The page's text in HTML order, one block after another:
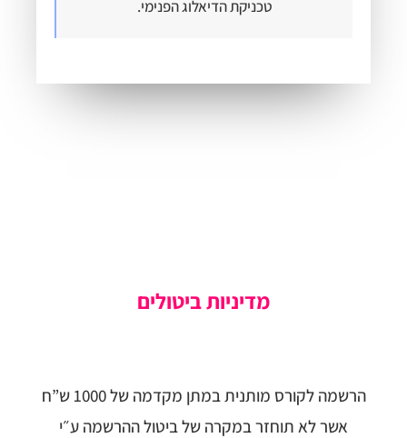
טכניקת הדיאלוג הפנימי.
מדיניות ביטולים
הרשמה לקורס מותנית במתן מקדמה של 1000 ש”ח
אשר לא תוחזר במקרה של ביטול ההרשמה ע״י